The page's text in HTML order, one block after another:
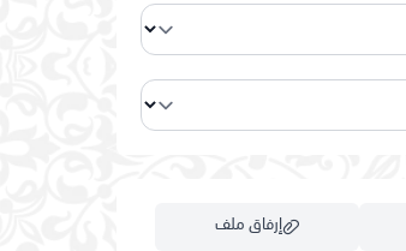
إرفاق ملف